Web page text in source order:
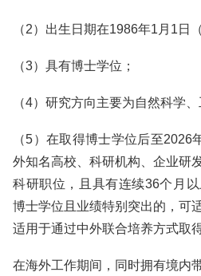
（2）出生日期在1986年1月1日
（3）具有博士学位；
（4）研究方向主要为自然科学、
（5）在取得博士学位后至
外知名高校、科研机构、企业研
科研职位，且具有连续36个月
博士学位且业绩特别突出的，可
适用于通过中外联合培养方式取
在海外工作期间，同时拥有境内